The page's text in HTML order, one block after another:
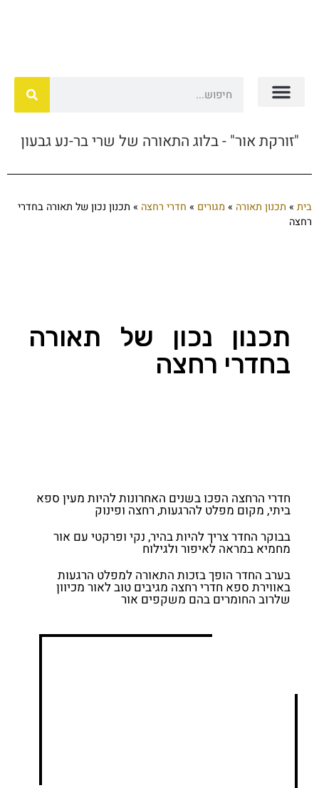
"זורקת אור" - בלוג התאורה של שרי בר-נע גבעון
בית » תכנון תאורה »מגורים » חדרי רחצה » תכנון נכון של תאורה בחדרי
רחצה
תכנון נכון של תאורה
בחדרי רחצה
חדרי הרחצה הפכו בשנים האחרונות להיות מעין ספא
ביתי, מקום מפלט להרגעות, רחצה ופינוק
בבוקר החדר צריך להיות בהיר, נקי ופרקטי עם אור
מחמיא במראה לאיפור ולגילוח
בערב החדר הופך בזכות התאורה למפלט הרגעות
באווירת ספא חדרי רחצה מגיבים טוב לאור מכיוון
שלרוב החומרים בהם משקפים אור